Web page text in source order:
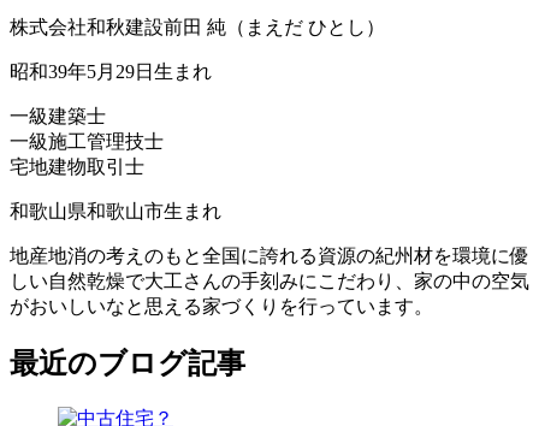
株式会社和秋建設前田 純 （まえだ ひとし）
昭和39年5月29日生まれ
一級建築士
一級施工管理技士
宅地建物取引士
和歌山県和歌山市生まれ
地産地消の考えのもと全国に誇れる資源の紀州材を環境に優
しい自然乾燥で大工さんの手刻みにこだわり、家の中の空気
がおいしいなと思える家づくりを行っています。
最近のブログ記事